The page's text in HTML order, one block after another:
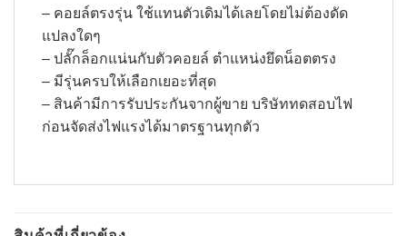
– คอยล์ตรงรุ่น ใช้แทนตัวเดิมได้เลยโดยไม่ต้องดัด
แปลงใดๆ
– ปลั๊กล็อกแน่นกับตัวคอยล์ ตำแหน่งยึดน็อตตรง
– มีรุ่นครบให้เลือกเยอะที่สุด
– สินค้ามีการรับประกันจากผู้ขาย บริษัททดสอบไฟ
ก่อนจัดส่งไฟแรงได้มาตรฐานทุกตัว